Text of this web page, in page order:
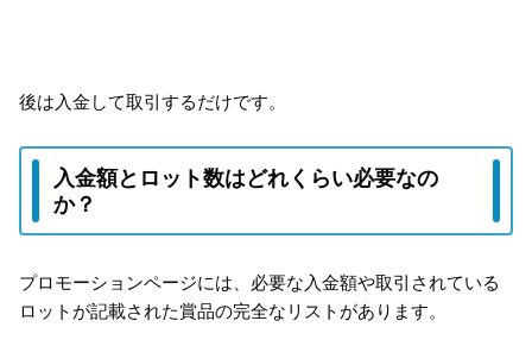
後は入金して取引するだけです。
入金額とロット数はどれくらい必要なの
か？
プロモーションページには、必要な入金額や取引されている
ロットが記載された賞品の完全なリストがあります。